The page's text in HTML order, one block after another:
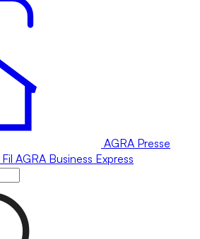
AGRA Presse
Fil AGRA Business Express